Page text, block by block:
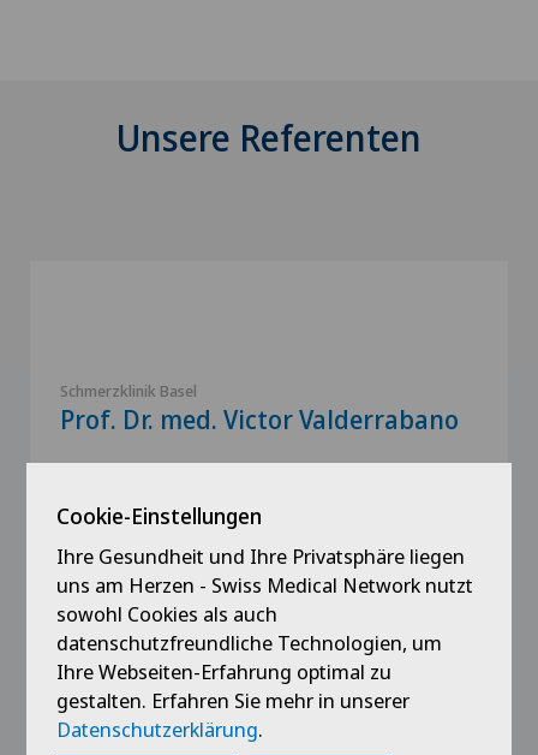
Unsere Referenten
Schmerzklinik Basel
Prof. Dr. med. Victor Valderrabano
Spezialisierung
Fuss- und Sprunggelenkchirurgie,
Kniechirurgie,
Mehr anzeigen
Profil ansehen
Cookie-Einstellungen
Ihre Gesundheit und Ihre Privatsphäre liegen
uns am Herzen - Swiss Medical Network nutzt
sowohl Cookies als auch
datenschutzfreundliche Technologien, um
Ihre Webseiten-Erfahrung optimal zu
gestalten. Erfahren Sie mehr in unserer
Datenschutzerklärung.